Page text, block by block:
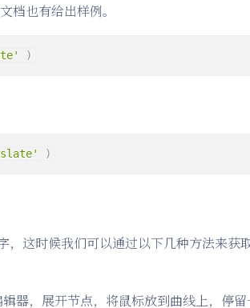
档也有给出样例。
)
)
这时候我们可以通过以下几种方法来获
器，展开节点，将鼠标放到曲线上，停